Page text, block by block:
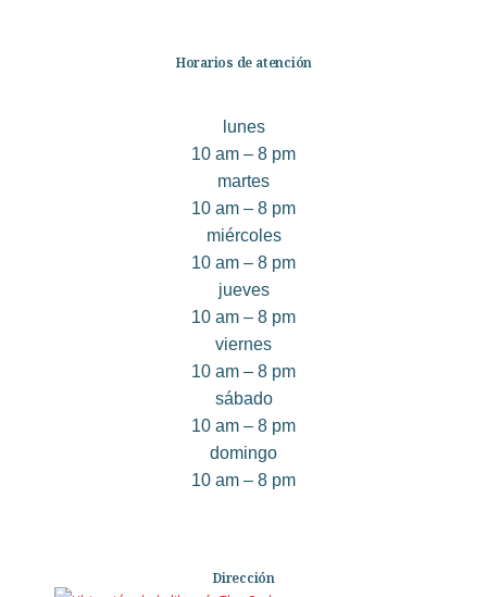
Horarios de atención
lunes
10 am – 8 pm
martes
10 am – 8 pm
miércoles
10 am – 8 pm
jueves
10 am – 8 pm
viernes
10 am – 8 pm
sábado
10 am – 8 pm
domingo
10 am – 8 pm
Dirección